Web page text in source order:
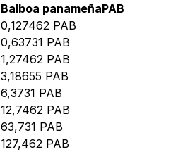
Balboa panameñaPAB
0,127462 PAB
0,63731 PAB
1,27462 PAB
3,18655 PAB
6,3731 PAB
12,7462 PAB
63,731 PAB
127,462 PAB